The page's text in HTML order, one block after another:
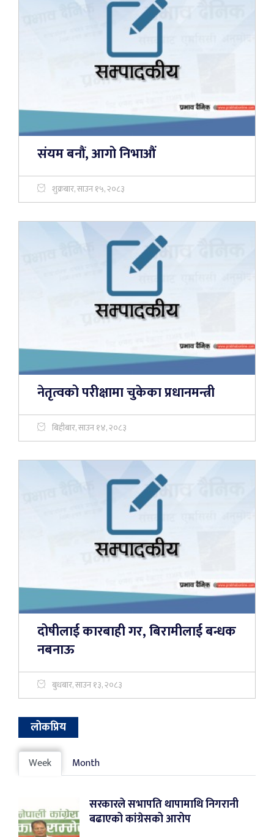
संयम बनौं, आगो निभाऔं
शुक्रबार, साउन १५, २०८३
नेतृत्वको परीक्षामा चुकेका प्रधानमन्त्री
बिहीबार, साउन १४, २०८३
दोषीलाई कारबाही गर, बिरामीलाई बन्धक
नबनाऊ
बुधबार, साउन १३, २०८३
लोकप्रिय
Week Month
सरकारले सभापति थापामाथि निगरानी
बढाएको कांग्रेसको आरोप